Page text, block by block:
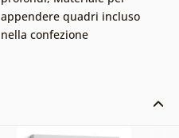
appendere quadri incluso
nella confezione